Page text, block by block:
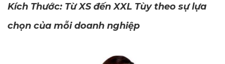
Kích Thước: Từ XS đến XXL Tùy theo sự lựa
chọn của mỗi doanh nghiệp